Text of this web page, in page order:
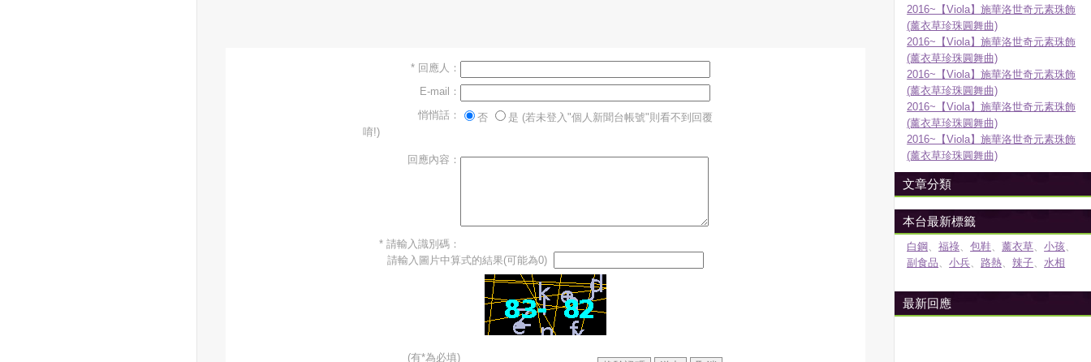
* 回應人：
E-mail：
悄悄話：
否
是 (若未登入"個人新聞台帳號"則看不到回覆
唷!)
回應內容：
* 請輸入識別碼：
請輸入圖片中算式的結果(可能為0)
(有*為必填)
2016~【Viola】施華洛世奇元素珠飾
(薰衣草珍珠圓舞曲)
2016~【Viola】施華洛世奇元素珠飾
(薰衣草珍珠圓舞曲)
2016~【Viola】施華洛世奇元素珠飾
(薰衣草珍珠圓舞曲)
2016~【Viola】施華洛世奇元素珠飾
(薰衣草珍珠圓舞曲)
2016~【Viola】施華洛世奇元素珠飾
(薰衣草珍珠圓舞曲)
文章分類
本台最新標籤
白鋼 、福祿、包鞋、薰衣草、小孩、
副食品、小兵、 路熱、辣子、水相
最新回應